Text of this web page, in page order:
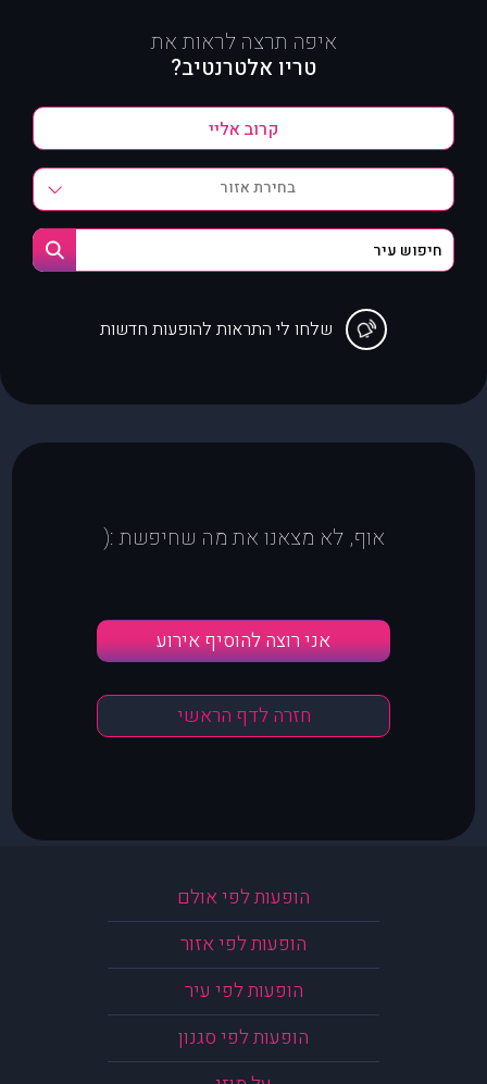
איפה תרצה לראות את
טריו אלטרנטיב?
בחירת אזור
שלחו לי התראות להופעות חדשות
אוף, לא מצאנו את מה שחיפשת :(
אני רוצה להוסיף אירוע
חזרה לדף הראשי
הופעות לפי אולם
הופעות לפי אזור
הופעות לפי עיר
הופעות לפי סגנון